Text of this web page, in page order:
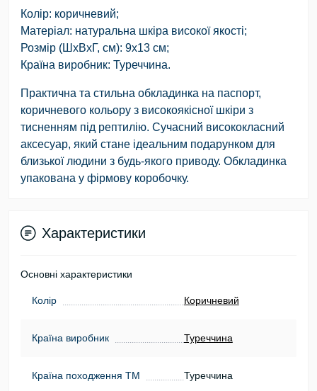
Колір: коричневий;
Матеріал: натуральна шкіра високої якості;
Розмір (ШхВхГ, см): 9х13 см;
Країна виробник: Туреччина.
Практична та стильна обкладинка на паспорт,
коричневого кольору з високоякісної шкіри з
тисненням під рептилію. Сучасний висококласний
аксесуар, який стане ідеальним подарунком для
близької людини з будь-якого приводу. Обкладинка
упакована у фірмову коробочку.
Характеристики
Основні характеристики
Колір Коричневий
Країна виробник Туреччина
Країна походження ТМ Туреччина